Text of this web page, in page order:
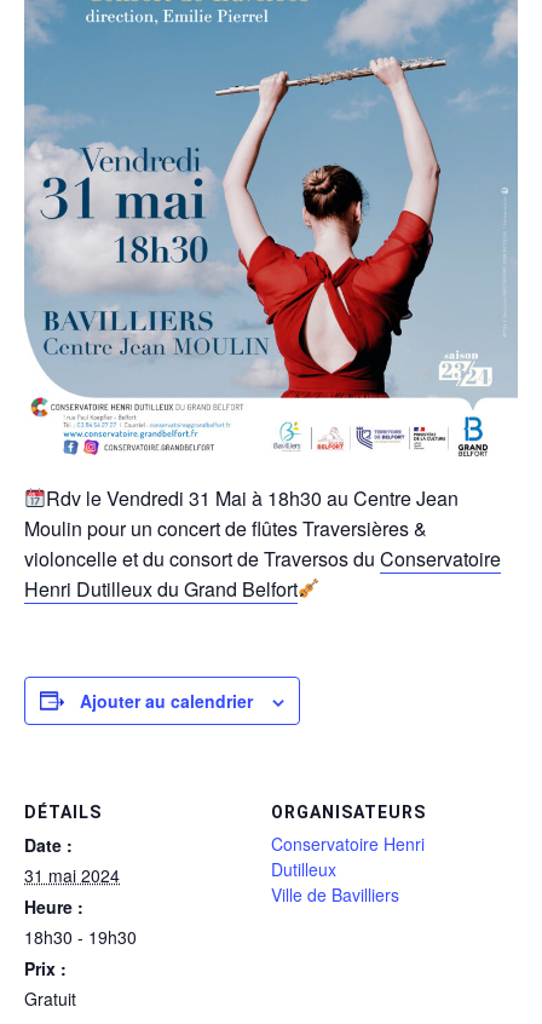
Rdv le Vendredi 31 Mai à 18h30 au Centre Jean
Moulin pour un concert de flûtes Traversières &
violoncelle et du consort de Traversos du Conservatoire
Henri Dutilleux du Grand Belfort
Ajouter au calendrier
DÉTAILS
Date :
31 mai 2024
Heure :
18h30 - 19h30
Prix :
Gratuit
ORGANISATEURS
Conservatoire Henri
Dutilleux
Ville de Bavilliers